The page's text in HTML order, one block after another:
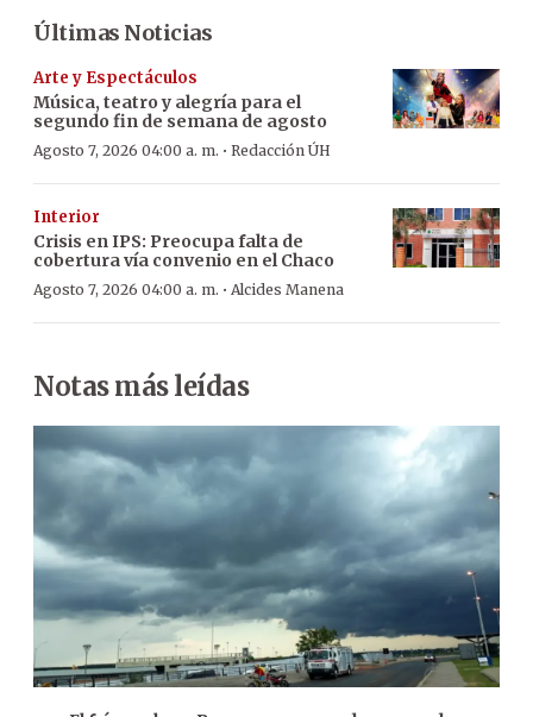
Últimas Noticias
Arte y Espectáculos
Música, teatro y alegría para el
segundo fin de semana de agosto
Agosto 7, 2026 04:00 a. m. · Redacción ÚH
Interior
Crisis en IPS: Preocupa falta de
cobertura vía convenio en el Chaco
Agosto 7, 2026 04:00 a. m. · Alcides Manena
Notas más leídas